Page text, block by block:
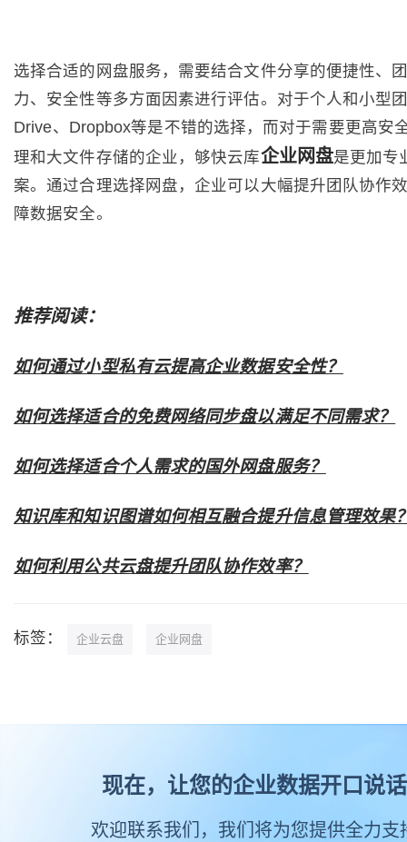
选择合适的网盘服务，需要结合文件分享的便捷性、
力、安全性等多方面因素进行评估。对于个人和小型
Drive、Dropbox等是不错的选择，而对于需要更高安
理和大文件存储的企业，够快云库企业网盘是更加专
案。通过合理选择网盘，企业可以大幅提升团队协作
障数据安全。
推荐阅读：
如何通过小型私有云提高企业数据安全性？
如何选择适合的免费网络同步盘以满足不同需求？
如何选择适合个人需求的国外网盘服务？
知识库和知识图谱如何相互融合提升信息管理效果
如何利用公共云盘提升团队协作效率？
标签： 企业云盘 企业网盘
现在，让您的企业数据开口说话
欢迎联系我们，我们将为您提供全力支